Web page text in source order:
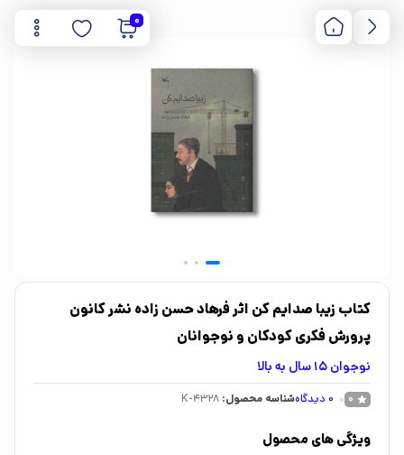
0
کتاب زیبا صدایم کن اثر فرهاد حسن زاده نشر کانون
پرورش فکری کودکان و نوجوانان
نوجوان 15 سال به بالا
0
0 دیدگاهشناسه محصول: K-4328
ویژگی های محصول